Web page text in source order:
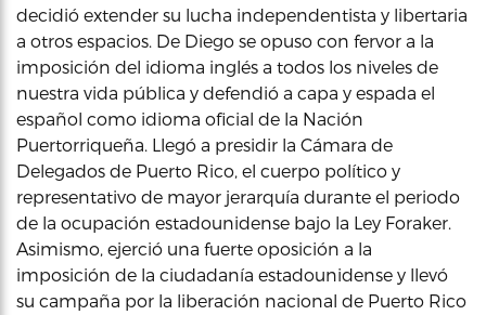
decidió extender su lucha independentista y libertaria
a otros espacios. De Diego se opuso con fervor a la
imposición del idioma inglés a todos los niveles de
nuestra vida pública y defendió a capa y espada el
español como idioma oficial de la Nación
Puertorriqueña. Llegó a presidir la Cámara de
Delegados de Puerto Rico, el cuerpo político y
representativo de mayor jerarquía durante el periodo
de la ocupación estadounidense bajo la Ley Foraker.
Asimismo, ejerció una fuerte oposición a la
imposición de la ciudadanía estadounidense y llevó
su campaña por la liberación nacional de Puerto Rico